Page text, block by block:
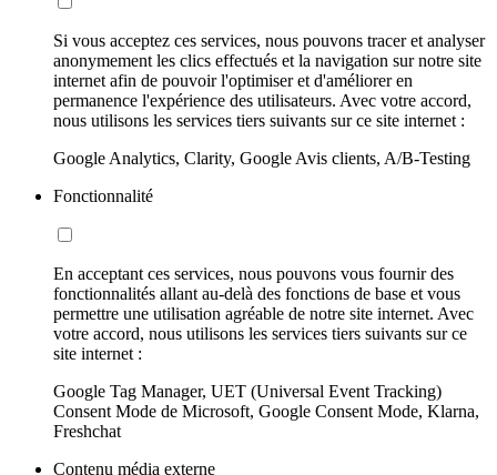
Si vous acceptez ces services, nous pouvons tracer et analyser
anonymement les clics effectués et la navigation sur notre site
internet afin de pouvoir l'optimiser et d'améliorer en
permanence l'expérience des utilisateurs. Avec votre accord,
nous utilisons les services tiers suivants sur ce site internet :
Google Analytics, Clarity, Google Avis clients, A/B-Testing
Fonctionnalité
En acceptant ces services, nous pouvons vous fournir des
fonctionnalités allant au-delà des fonctions de base et vous
permettre une utilisation agréable de notre site internet. Avec
votre accord, nous utilisons les services tiers suivants sur ce
site internet :
Google Tag Manager, UET (Universal Event Tracking)
Consent Mode de Microsoft, Google Consent Mode, Klarna,
Freshchat
Contenu média externe